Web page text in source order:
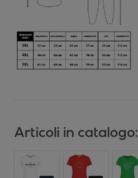
Articoli in catalogo: